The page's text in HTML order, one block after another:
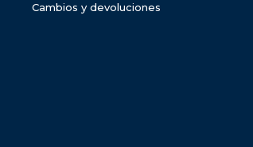
Cambios y devoluciones